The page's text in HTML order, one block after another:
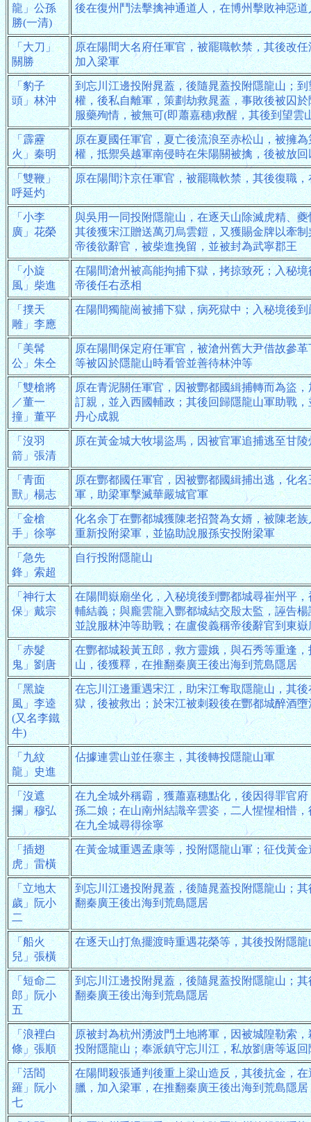
龍」公孫
勝(一清)
後在復州鬥法擊擒神通道人，在博州擊敗神惡
「大刀」
關勝
原在陽間大名府任軍官，被罷職軟禁，其後改
加入梁軍
「豹子
頭」林沖
到忘川江邊投附晁蓋，後隨晁蓋投附隱龍山；
權，後私自離軍，策劃劫救晁蓋，事敗後被囚
服藥殉情，被無可(即蕭嘉穗)救醒，其後到望雲
「霹靂
火」秦明
原在夏國任軍官，夏亡後流浪至赤松山，被擁
權，抵禦吳越軍南侵時在朱陽關被擒，後被放
「雙鞭」
呼延灼
原在陽間汴京任軍官，被罷職軟禁，其後復職
「小李
廣」花榮
與吳用一同投附隱龍山，在逐天山除滅虎精、
其後獲宋江贈送萬刃烏雲鎧，又獲賜金牌以牽
帝後欲辭官，被柴進挽留，並被封為武寧郡王
「小旋
風」柴進
在陽間滄州被高能拘捕下獄，拷掠致死；入秘
帝後任右丞相
「撲天
雕」李應
在陽間獨龍崗被捕下獄，病死獄中；入秘境後
「美髯
公」朱仝
原在陽間保定府任軍官，被滄州舊大尹借故參
等被囚於隱龍山時看管並善待林沖等
「雙槍將
／董一
撞」董平
原在青泥關任軍官，因被酆都國緝捕轉而為盜
訂親，並入西國輔政；其後回歸隱龍山軍助戰
丹心成親
「沒羽
箭」張清
原在黃金城大牧場盜馬，因被官軍追捕逃至甘
「青面
獸」楊志
原在酆都國任軍官，因被酆都國緝捕出逃，化
軍，助梁軍擊滅華嚴城官軍
「金槍
手」徐寧
化名余丁在酆都城獲陳老招贅為女婿，被陳老
重新投附梁軍，並協助說服孫安投附梁軍
「急先
鋒」索超
自行投附隱龍山
「神行太
保」戴宗
在陽間嶽廟坐化，入秘境後到酆都城尋崔州平
輔結義；與龐雲龍入酆都城結交殷太監，誣告
並說服林沖等助戰；在盧俊義稱帝後辭官到東
「赤髮
鬼」劉唐
在酆都城殺黃五郎，救方靈娥，與石秀等重逢
山，後獲釋，在推翻秦廣王後出海到荒島隱居
「黑旋
風」李逵
(又名李鐵
牛)
在忘川江邊重遇宋江，助宋江奪取隱龍山，其
獄，後被救出；於宋江被刺殺後在酆都城醉酒墮
「九紋
龍」史進
佔據連雲山並任寨主，其後轉投隱龍山軍
「沒遮
攔」穆弘
在九全城外稱霸，獲蕭嘉穗點化，後因得罪官
孫二娘；在山南州結識辛雲姿，二人惺惺相惜
在九全城尋得徐寧
「插翅
虎」雷橫
在黃金城重遇孟康等，投附隱龍山軍；征伐黃
「立地太
歲」阮小
二
到忘川江邊投附晁蓋，後隨晁蓋投附隱龍山；
翻秦廣王後出海到荒島隱居
「船火
兒」張橫
在逐天山打魚擺渡時重遇花榮等，其後投附隱
「短命二
郎」阮小
五
到忘川江邊投附晁蓋，後隨晁蓋投附隱龍山；
翻秦廣王後出海到荒島隱居
「浪裡白
條」張順
原被封為杭州湧波門土地將軍，因被城隍勒索
投附隱龍山；奉派鎮守忘川江，私放劉唐等返
「活閻
羅」阮小
七
在陽間殺張通判後重上梁山造反，其後抗金，
臘，加入梁軍，在推翻秦廣王後出海到荒島隱居